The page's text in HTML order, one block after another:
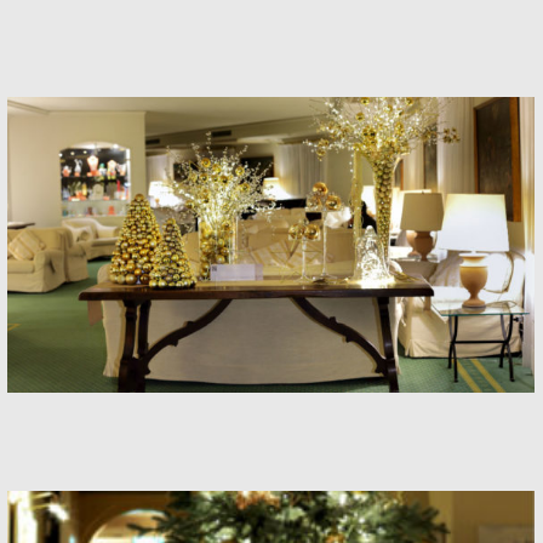
Hotel